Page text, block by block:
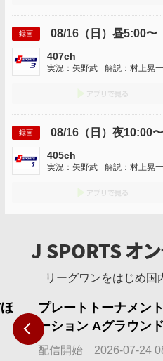
録画 08/16（日）昼5:00〜
407ch
実況：矢野武 解説：村上晃一
録画 08/16（日）夜10:00〜
405ch
実況：矢野武 解説：村上晃一
J SPORTS オ
リーグワンをはじめ国
プレートトーナメン
ーション Aグラウン
校7人制ラグビーフッ
配信開始 2026-07-24